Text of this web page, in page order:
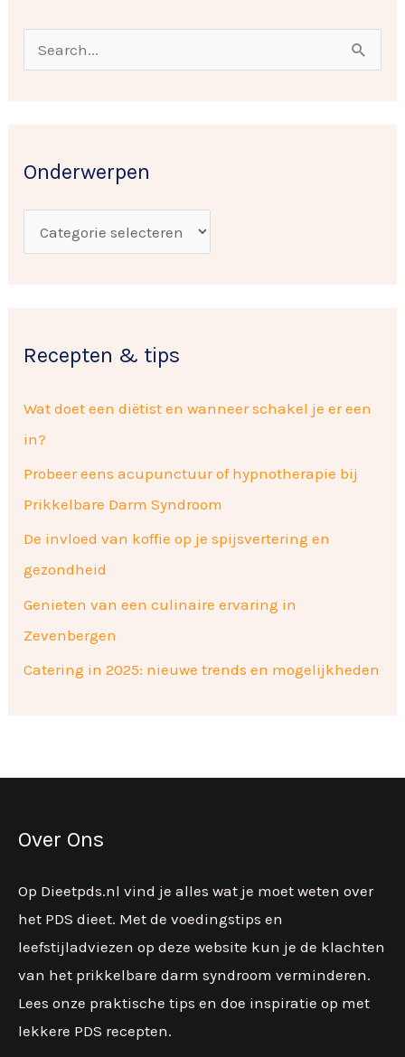
n
a
Onderwerpen
d
w
p
Recepten & tips
Wat doet een diëtist en wanneer schakel je er een
in?
Probeer eens acupunctuur of hypnotherapie bij
Prikkelbare Darm Syndroom
De invloed van koffie op je spijsvertering en
gezondheid
Genieten van een culinaire ervaring in
Zevenbergen
Catering in 2025: nieuwe trends en mogelijkheden
Over Ons
Op Dieetpds.nl vind je alles wat je moet weten over
het PDS dieet. Met de voedingstips en
leefstijladviezen op deze website kun je de klachten
van het prikkelbare darm syndroom verminderen.
Lees onze praktische tips en doe inspiratie op met
lekkere PDS recepten.